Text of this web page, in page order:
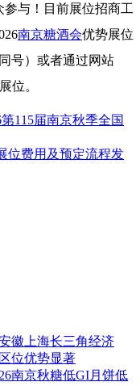
参与！目前展位招商工
南京糖酒会优势展位
号）或者通过网站
位。
115届南京秋季全国
位费用及预定流程发
徽上海长三角经济
位优势显著
南京秋糖低GI月饼低